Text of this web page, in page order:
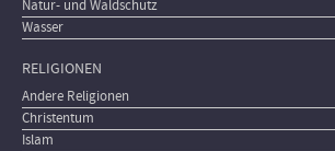
Natur- und Waldschutz
Wasser
RELIGIONEN
Andere Religionen
Christentum
Islam